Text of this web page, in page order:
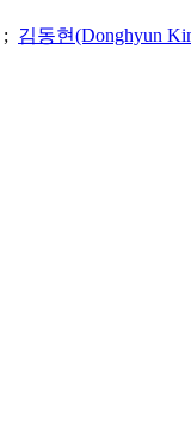
; 김동현(Donghyun